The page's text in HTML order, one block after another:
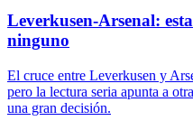
Leverkusen-Arsenal:
ninguno
El cruce entre Leverkusen y
pero la lectura seria apunta a
una gran decisión.